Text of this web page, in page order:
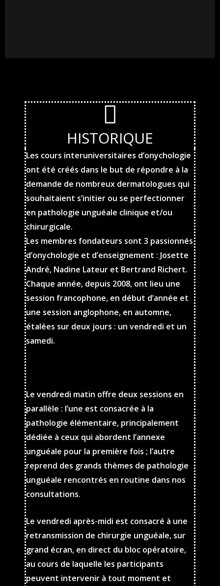
HISTORIQUE
Les cours interuniversitaires d’onychologie
ont été créés dans le but de répondre à la
demande de nombreux dermatologues qui
souhaitaient s’initier ou se perfectionner
en pathologie unguéale clinique et/ou
chirurgicale.
Les membres fondateurs sont 3 passionnés
d’onychologie et d’enseignement : Josette
André, Nadine Lateur et Bertrand Richert.
Chaque année, depuis 2008, ont lieu une
session francophone, en début d’année et
une session anglophone, en automne,
étalées sur deux jours : un vendredi et un
samedi.
Le vendredi matin offre deux sessions en
parallèle : l’une est consacrée à la
pathologie élémentaire, principalement
dédiée à ceux qui abordent l’annexe
unguéale pour la première fois ; l’autre
reprend des grands thèmes de pathologie
unguéale rencontrés en routine dans nos
consultations.
Le vendredi après-midi est consacré à une
retransmission de chirurgie unguéale, sur
grand écran, en direct du bloc opératoire,
au cours de laquelle les participants
peuvent intervenir à tout moment et